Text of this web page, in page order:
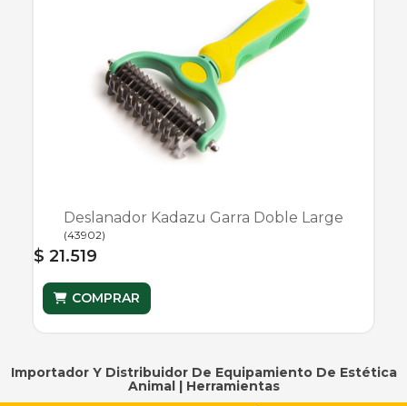
Deslanador Kadazu Garra Doble Large
(43902)
$ 21.519
COMPRAR
Importador Y Distribuidor De Equipamiento De Estética
Animal | Herramientas